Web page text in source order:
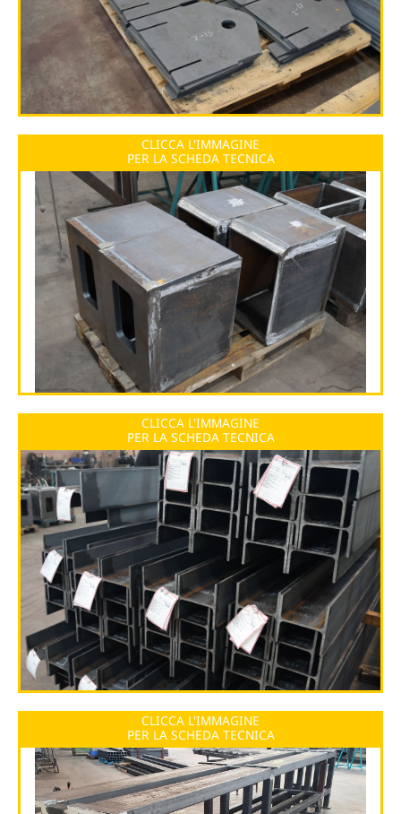
CLICCA L'IMMAGINE
PER LA SCHEDA TECNICA
CLICCA L'IMMAGINE
PER LA SCHEDA TECNICA
CLICCA L'IMMAGINE
PER LA SCHEDA TECNICA